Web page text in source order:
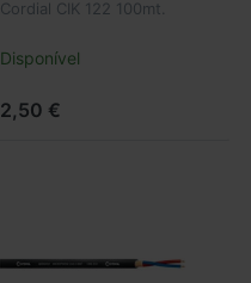
Cordial CIK 122 100mt.
Disponível
2,50 €